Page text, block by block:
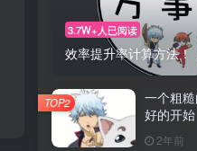
3.7W+人已阅读
效率提升率计算方法！
一个粗
好的开始
2年前
TOP2